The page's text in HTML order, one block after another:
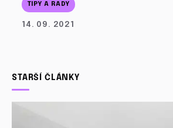
TIPY A RADY
14. 09. 2021
STARŠÍ ČLÁNKY